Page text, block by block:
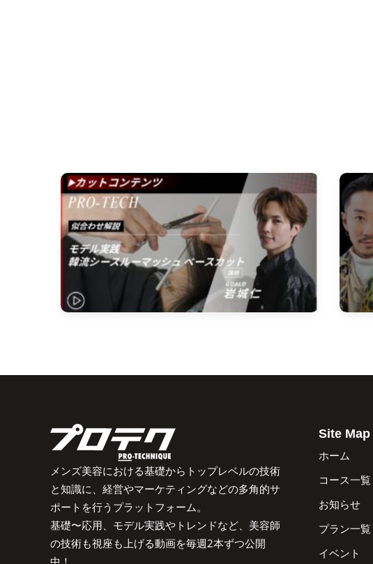
メンズ美容における基礎からトップレベルの技術
と知識に、経営やマーケティングなどの多角的サ
ポートを行うプラットフォーム。
基礎〜応用、モデル実践やトレンドなど、美容師
の技術も視座も上げる動画を毎週2本ずつ公開
Site Map
ホーム
コース一覧
お知らせ
プラン一覧
イベント